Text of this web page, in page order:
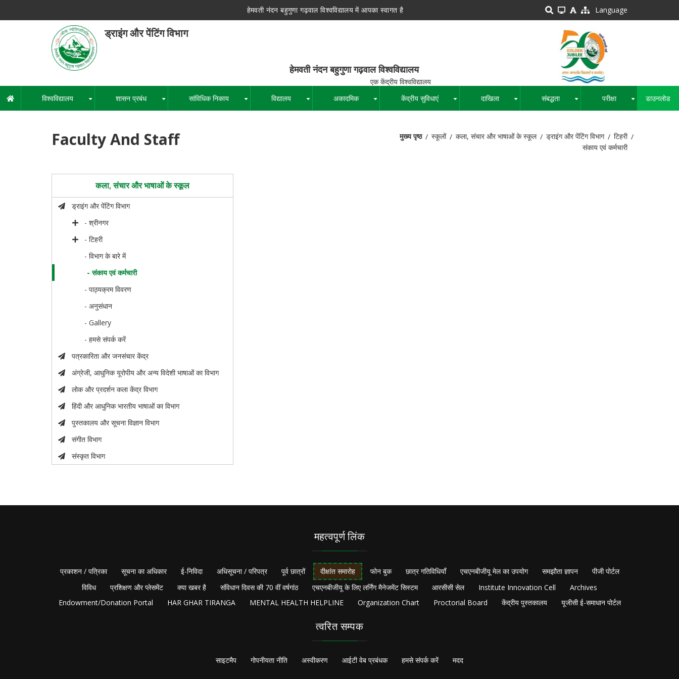
हेमवती नंदन बहुगुणा गढ़वाल विश्वविद्यालय में आपका स्वागत है Language
ड्राइंग और पेंटिंग विभाग
हेमवती नंदन बहुगुणा गढ़वाल विश्वविद्यालय
एक केंद्रीय विश्वविद्यालय
मुख्य
नेविगेशन
विश्वविद्यालय शासन प्रबंध सांविधिक निकाय विद्यालय अकादमिक केंद्रीय सुविधाएं दाखिला संबद्धता परीक्षा डाउनलोड
Faculty And Staff मुख्य पृष्ठ स्कूलों कला, संचार और भाषाओं के स्कूल ड्राइंग और पेंटिंग विभाग
टिहरी
संकाय एवं कर्मचारी
कला, संचार और भाषाओं के स्कूल
ड्राइंग और पेंटिंग विभाग
- श्रीनगर
- टिहरी
- विभाग के बारे में
- संकाय एवं कर्मचारी
- पाठ्यक्रम विवरण
- अनुसंधान
- Gallery
- हमसे संपर्क करें
पत्रकारिता और जनसंचार केंद्र
अंग्रेजी, आधुनिक यूरोपीय और अन्य विदेशी भाषाओं का विभाग
लोक और प्रदर्शन कला केंद्र विभाग
हिंदी और आधुनिक भारतीय भाषाओं का विभाग
पुस्तकालय और सूचना विज्ञान विभाग
संगीत विभाग
संस्कृत विभाग
महत्वपूर्ण लिंक
प्रकाशन / पत्रिका सूचना का अधिकार ई-निविदा अधिसूचना / परिपत्र पूर्व छात्रों दीक्षांत समारोह फोन बुक छात्र गतिविधियाँ एचएनबीजीयू मेल का उपयोग समझौता ज्ञापन
पीजी पोर्टल
विविध
प्रशिक्षण और प्लेसमेंट क्या खबर है संविधान दिवस की 70 वीं वर्षगांठ एचएनबीजीयू के लिए लर्निंग मैनेजमेंट सिस्टम आरसीसी सेल Institute Innovation Cell
Archives
Endowment/Donation Portal
HAR GHAR TIRANGA MENTAL HEALTH HELPLINE Organization Chart Proctorial Board केंद्रीय पुस्तकालय यूजीसी ई-समाधान पोर्टल
त्वरित सम्पक
साइटमैप गोपनीयता नीति अस्वीकरण आईटी वेब प्रबंधक हमसे संपर्क करें मदद